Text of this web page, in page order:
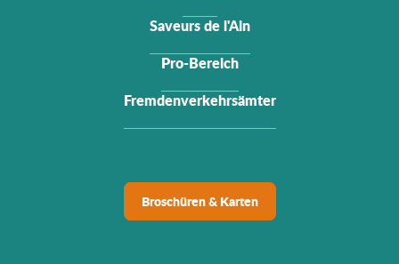
Saveurs de l'Ain
Pro-Bereich
Fremdenverkehrsämter
Broschüren & Karten